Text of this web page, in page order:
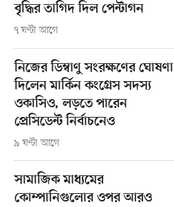
বৃদ্ধির তাগিদ দিল পেন্টাগন
৭ ঘণ্টা আগে
নিজের ডিম্বাণু সংরক্ষণের ঘোষণা
দিলেন মার্কিন কংগ্রেস সদস্য
ওকাসিও, লড়তে পারেন
প্রেসিডেন্ট নির্বাচনেও
৯ ঘণ্টা আগে
সামাজিক মাধ্যমের
কোম্পানিগুলোর ওপর আরও